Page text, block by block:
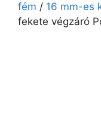
fém / 16 mm-es
fekete végzáró